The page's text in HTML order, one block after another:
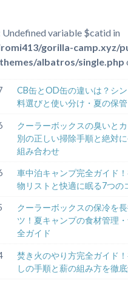
Undefined variable $catid in
gorilla-camp.xyz/
albatros/single.php
CB缶とOD缶の違いは？シ
料選びと使い分け・夏の保
クーラーボックスの臭いと
別の正しい掃除手順と絶対
組み合わせ
車中泊キャンプ完全ガイド
物リストと快適に眠る7つの
クーラーボックスの保冷を
ツ！夏キャンプの食材管理
全ガイド
焚き火のやり方完全ガイド
しの手順と薪の組み方を徹